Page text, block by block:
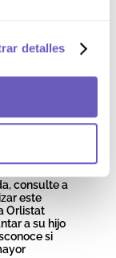
detalles
en grasa
En
En
renales, así
para su
de
consulte a
este
Orlistat
a su hijo
si